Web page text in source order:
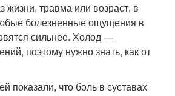
жизни, травма или возраст, в
болезненные ощущения в
сильнее. Холод —
поэтому нужно знать, как от
показали, что боль в суставах